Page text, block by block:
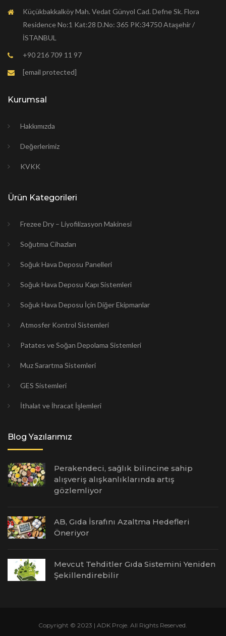
Küçükbakkalköy Mah. Vedat Günyol Cad. Defne Sk. Flora
Residence No:1 Kat:28 D.No: 365 PK:34750 Ataşehir /
İSTANBUL
+90 216 709 11 97
[email protected]
Kurumsal
Hakkımızda
Değerlerimiz
KVKK
Ürün Kategorileri
Frezee Dry – Liyofilizasyon Makinesi
Soğutma Cihazları
Soğuk Hava Deposu Panelleri
Soğuk Hava Deposu Kapı Sistemleri
Soğuk Hava Deposu İçin Diğer Ekipmanlar
Atmosfer Kontrol Sistemleri
Patates ve Soğan Depolama Sistemleri
Muz Sarartma Sistemleri
GES Sistemleri
İthalat ve İhracat İşlemleri
Blog Yazılarımız
Perakendeci, sağlık bilincine sahip
alışveriş alışkanlıklarında artış
gözlemliyor
AB, Gıda İsrafını Azaltma Hedefleri
Öneriyor
Mevcut Tehditler Gıda Sistemini Yeniden
Şekillendirebilir
Copyright © 2023 | ADK Proje. All Rights Reserved.